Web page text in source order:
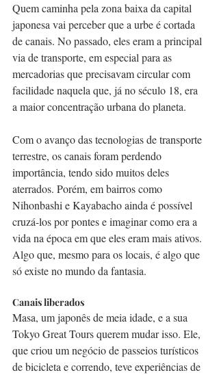
Quem caminha pela zona baixa da capital
japonesa vai perceber que a urbe é cortada
de canais. No passado, eles eram a principal
via de transporte, em especial para as
mercadorias que precisavam circular com
facilidade naquela que, já no século 18, era
a maior concentração urbana do planeta.
Com o avanço das tecnologias de transporte
terrestre, os canais foram perdendo
importância, tendo sido muitos deles
aterrados. Porém, em bairros como
Nihonbashi e Kayabacho ainda é possível
cruzá-los por pontes e imaginar como era a
vida na época em que eles eram mais ativos.
Algo que, mesmo para os locais, é algo que
só existe no mundo da fantasia.
Canais liberados
Masa, um japonês de meia idade, e a sua
Tokyo Great Tours querem mudar isso. Ele,
que criou um negócio de passeios turísticos
de bicicleta e correndo, teve experiências de